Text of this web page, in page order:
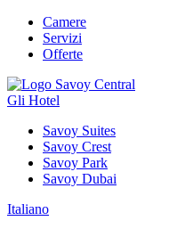
Camere
Servizi
Offerte
Gli Hotel
Savoy Suites
Savoy Crest
Savoy Park
Savoy Dubai
Italiano